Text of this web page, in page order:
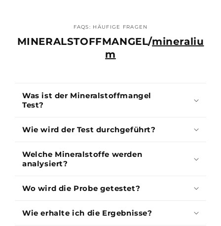
FAQS: HÄUFIGE FRAGEN
MINERALSTOFFMANGEL/mineraliu
m
Was ist der Mineralstoffmangel
Test?
Wie wird der Test durchgeführt?
Welche Mineralstoffe werden
analysiert?
Wo wird die Probe getestet?
Wie erhalte ich die Ergebnisse?